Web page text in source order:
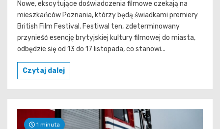
Nowe, ekscytujące doświadczenia filmowe czekają na
mieszkańców Poznania, którzy będą świadkami premiery
British Film Festival. Festiwal ten, zdeterminowany
przynieść esencję brytyjskiej kultury filmowej do miasta,
odbędzie się od 13 do 17 listopada, co stanowi...
Czytaj dalej
1 minuta